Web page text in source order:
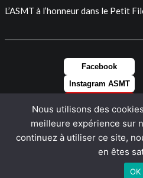
L’ASMT à l’honneur dans le Petit
Facebook
Instagram ASMT
LinkedIn
Nous utilisons des
meilleure expérience sur
continuez à utiliser ce site,
en êtes
OK